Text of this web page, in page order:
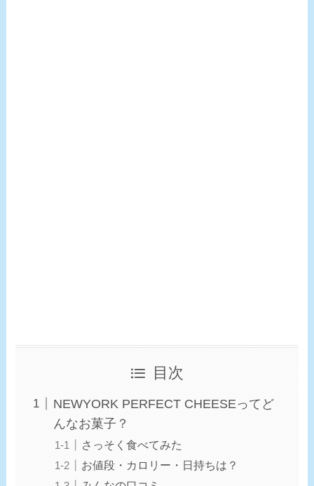
目次
NEWYORK PERFECT CHEESEってど
んなお菓子？
さっそく食べてみた
お値段・カロリー・日持ちは？